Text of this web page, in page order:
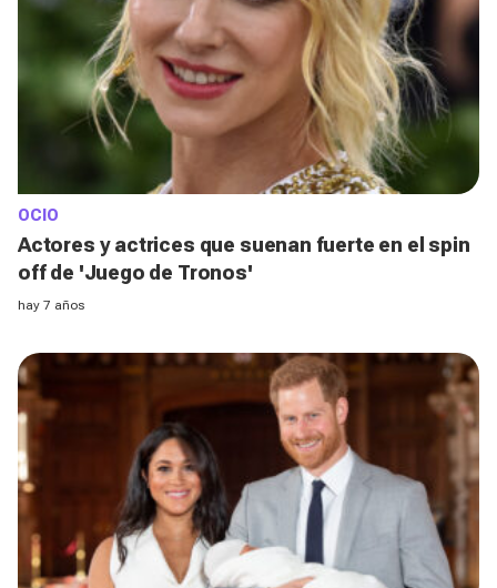
OCIO
Actores y actrices que suenan fuerte en el spin
off de 'Juego de Tronos'
hay 7 años